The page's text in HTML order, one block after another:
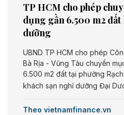
TP HCM cho phép
dụng gần 6.500 m2
dưỡng
UBND TP HCM cho phép
Bà Rịa - Vũng Tàu chuyển
6.500 m2 đất tại phường
khách sạn nghỉ dưỡng Đại
Theo vietnamfinance.vn